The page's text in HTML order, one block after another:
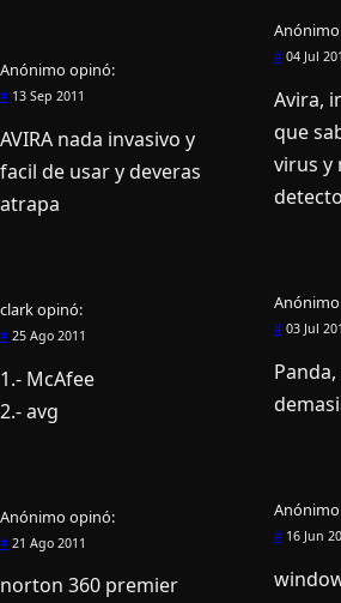
Anónimo opinó:
# 13 Sep 2011
AVIRA nada invasivo y
facil de usar y deveras
atrapa
clarkopinó:
# 25 Ago 2011
1.- McAfee
2.- avg
Anónimo opinó:
# 21 Ago 2011
norton 360 premier
Anónimo
#04 Jul
Avira,
que
virus y
Anónimo
#03 Jul
Anónimo
#16 Jun